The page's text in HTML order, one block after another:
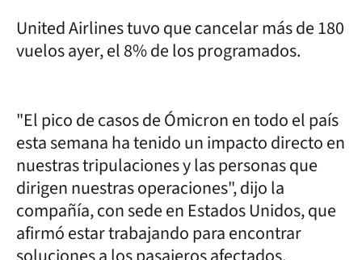
United Airlines tuvo que cancelar más de 180
vuelos ayer, el 8% de los programados.
"El pico de casos de Ómicron en todo el país
esta semana ha tenido un impacto directo en
nuestras tripulaciones y las personas que
dirigen nuestras operaciones", dijo la
compañía, con sede en Estados Unidos, que
afirmó estar trabajando para encontrar